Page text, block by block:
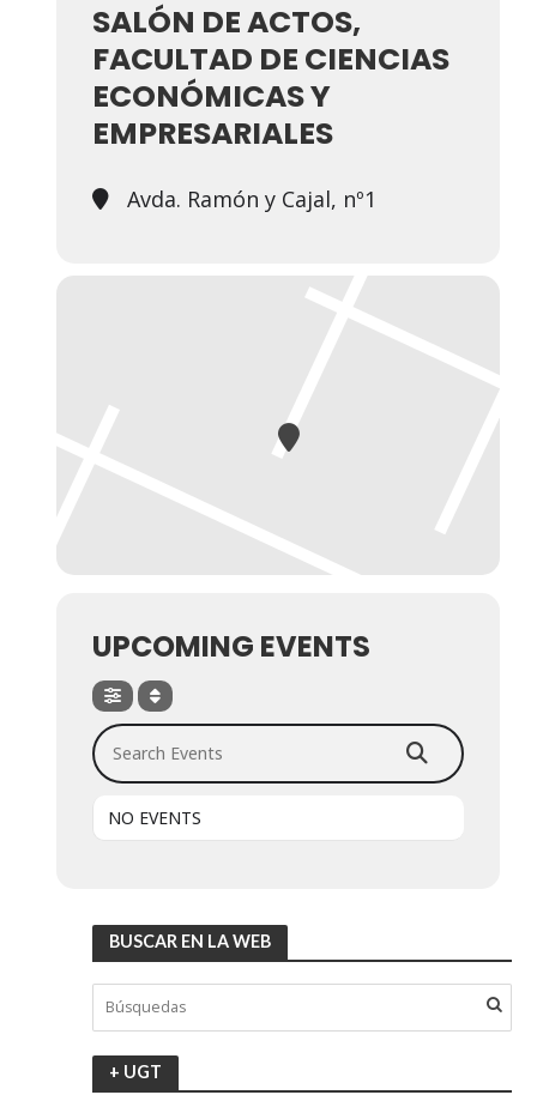
SALÓN DE ACTOS,
FACULTAD DE CIENCIAS
ECONÓMICAS Y
EMPRESARIALES
Avda. Ramón y Cajal, nº1
UPCOMING EVENTS
Search Events
NO EVENTS
BUSCAR EN LA WEB
+ UGT